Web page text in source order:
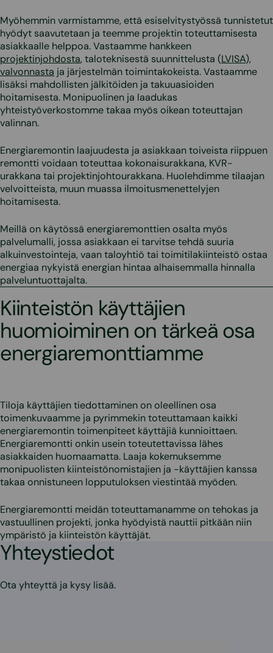
Myöhemmin varmistamme, että esiselvitystyössä tunnistetut
hyödyt saavutetaan ja teemme projektin toteuttamisesta
asiakkaalle helppoa. Vastaamme hankkeen
projektinjohdosta, taloteknisestä suunnittelusta (LVISA),
valvonnasta ja järjestelmän toimintakokeista. Vastaamme
lisäksi mahdollisten jälkitöiden ja takuuasioiden
hoitamisesta. Monipuolinen ja laadukas
yhteistyöverkostomme takaa myös oikean toteuttajan
valinnan.
Energiaremontin laajuudesta ja asiakkaan toiveista riippuen
remontti voidaan toteuttaa kokonaisurakkana, KVR-
urakkana tai projektinjohtourakkana. Huolehdimme tilaajan
velvoitteista, muun muassa ilmoitusmenettelyjen
hoitamisesta.
Meillä on käytössä energiaremonttien osalta myös
palvelumalli, jossa asiakkaan ei tarvitse tehdä suuria
alkuinvestointeja, vaan taloyhtiö tai toimitilakiinteistö ostaa
energiaa nykyistä energian hintaa alhaisemmalla hinnalla
palveluntuottajalta.
Kiinteistön käyttäjien
huomioiminen on tärkeä osa
energiaremonttiamme
Tiloja käyttäjien tiedottaminen on oleellinen osa
toimenkuvaamme ja pyrimmekin toteuttamaan kaikki
energiaremontin toimenpiteet käyttäjiä kunnioittaen.
Energiaremontti onkin usein toteutettavissa lähes
asiakkaiden huomaamatta. Laaja kokemuksemme
monipuolisten kiinteistönomistajien ja -käyttäjien kanssa
takaa onnistuneen lopputuloksen viestintää myöden.
Energiaremontti meidän toteuttamanamme on tehokas ja
vastuullinen projekti, jonka hyödyistä nauttii pitkään niin
ympäristö ja kiinteistön käyttäjät.
Yhteystiedot
Ota yhteyttä ja kysy lisää.